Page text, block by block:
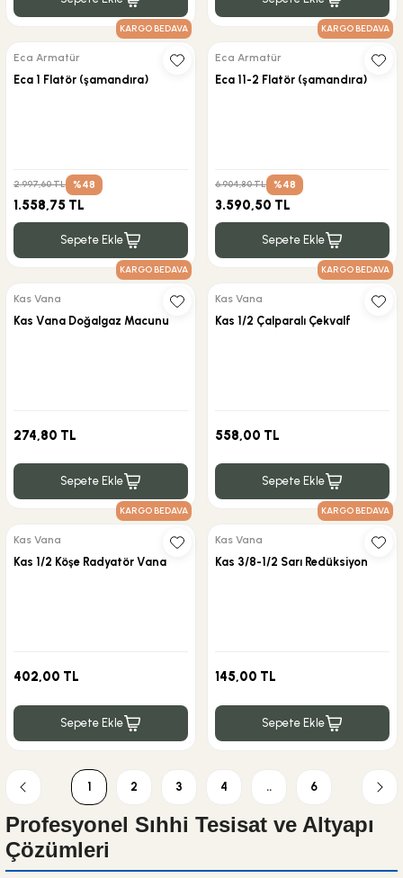
KARGO BEDAVA
Eca Armatür
Eca 1 Flatör (şamandıra)
2.997,60 TL %48
1.558,75 TL
Sepete Ekle
KARGO BEDAVA
Eca Armatür
Eca 11-2 Flatör (şamandıra)
6.904,80 TL %48
3.590,50 TL
Sepete Ekle
KARGO BEDAVA
Kas Vana
Kas Vana Doğalgaz Macunu
274,80 TL
Sepete Ekle
KARGO BEDAVA
Kas Vana
Kas 1/2 Çalparalı Çekvalf
558,00 TL
Sepete Ekle
KARGO BEDAVA
Kas Vana
Kas 1/2 Köşe Radyatör Vana
402,00 TL
Sepete Ekle
KARGO BEDAVA
Kas Vana
Kas 3/8-1/2 Sarı Redüksiyon
145,00 TL
Sepete Ekle
1 2 3 4 .. 6
Profesyonel Sıhhi Tesisat ve Altyapı
Çözümleri